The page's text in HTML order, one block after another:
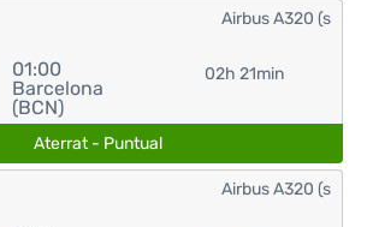
01:00
Barcelona
(BCN)
02h 21min
Airbus A320 (s
Aterrat - Puntual
Airbus A320 (s